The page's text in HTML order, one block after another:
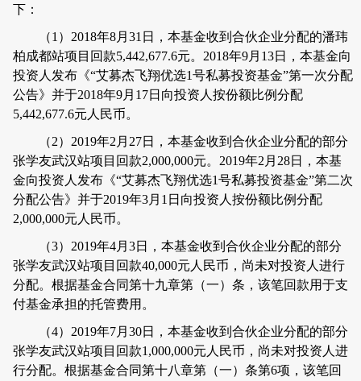
下：
（1 ） 2018年8月 31 日，本基金收到合伙企业分配的潘玮
柏成都站项目回款5,442,677.6元。 2018年9月 13日，本基金向
投资人发布《“艾募杰飞翔优选1号私募投资基金”第一次分配
公告》并于2018年9月 17日向投资人按份额比例分配
5,442,677.6元人民币。
（2） 2019年2 月 27日，本基金收到合伙企业分配的部分
张学友武汉站项目回款2,000,000元。 2019年2 月 28日，本基
金向投资人发布《“艾募杰飞翔优选1号私募投资基金”第二次
分配公告》并于2019年3月 1 日向投资人按份额比例分配
2,000,000元人民币。
（3） 2019年4月 3日，本基金收到合伙企业分配的部分
张学友武汉站项目回款40,000元人民币，尚未对投资人进行
分配。根据基金合同第十九章第（一）条，该笔回款用于支
付基金承担的托管费用。
（4） 2019年7月 30日，本基金收到合伙企业分配的部分
张学友武汉站项目回款1,000,000元人民币，尚未对投资人进
行分配。根据基金合同第十八章第（一）条第6项，该笔回